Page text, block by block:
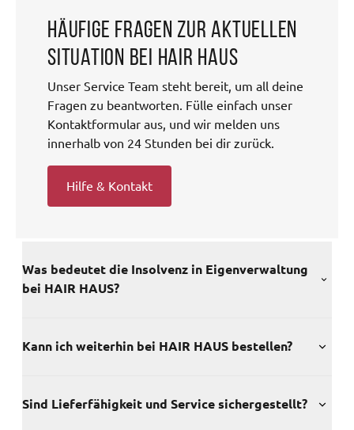
Häufige Fragen zur aktuellen
Situation bei HAIR HAUS
Unser Service Team steht bereit, um all deine
Fragen zu beantworten. Fülle einfach unser
Kontaktformular aus, und wir melden uns
innerhalb von 24 Stunden bei dir zurück.
Hilfe & Kontakt
Was bedeutet die Insolvenz in Eigenverwaltung
bei HAIR HAUS?
Kann ich weiterhin bei HAIR HAUS bestellen?
Sind Lieferfähigkeit und Service sichergestellt?